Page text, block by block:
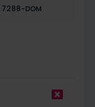
7288-DOM